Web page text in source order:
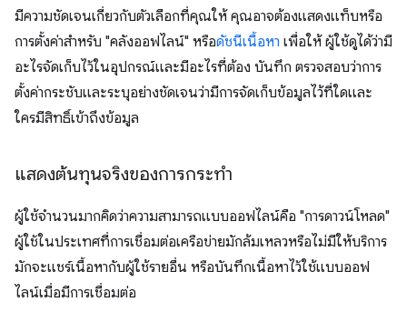
มีความชัดเจนเกี่ยวกับตัวเลือกที่คุณให้ คุณอาจต้องแสดงแท็บหรือ
การตั้งค่าสำหรับ "คลังออฟไลน์" หรือดัชนีเนื้อหา เพื่อให้ ผู้ใช้ดูได้ว่ามี
อะไรจัดเก็บไว้ในอุปกรณ์และมีอะไรที่ต้อง บันทึก ตรวจสอบว่าการ
ตั้งค่ากระชับและระบุอย่างชัดเจนว่ามีการจัดเก็บข้อมูลไว้ที่ใดและ
ใครมีสิทธิ์เข้าถึงข้อมูล
แสดงต้นทุนจริงของการกระทำ
ผู้ใช้จำนวนมากคิดว่าความสามารถแบบออฟไลน์คือ "การดาวน์โหลด"
ผู้ใช้ในประเทศที่การเชื่อมต่อเครือข่ายมักล้มเหลวหรือไม่มีให้บริการ
มักจะแชร์เนื้อหากับผู้ใช้รายอื่น หรือบันทึกเนื้อหาไว้ใช้แบบออฟ
ไลน์เมื่อมีการเชื่อมต่อ